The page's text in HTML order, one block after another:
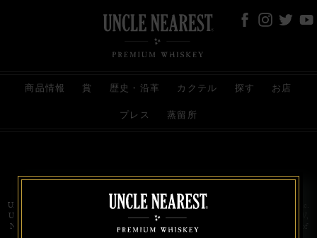
商品情報 賞 歴史・沿革 カクテル 探す お店
プレス 蒸留所
お問い合わせ 代理店 規約と条件
プライバシー
Uncle Nearest Premium Whiskey is wholly and independently owned by Uncle Nearest, Inc.
UNCLE NEAREST, THE BEST WHISKEY MAKER THE WORLD NEVER KNEW,
NATHAN GREEN, NEAREST GREEN, and DRINK HONORABLY are trademarks of